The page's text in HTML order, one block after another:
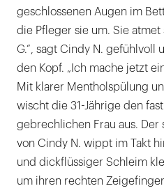
geschlossenen Augen im
die Pfleger sie um. Sie atmet
G.“, sagt Cindy N. gefühlvoll
den Kopf. „Ich mache jetzt
Mit klarer Mentholspülung
wischt die 31-Jährige den
gebrechlichen Frau aus.
von Cindy N. wippt im Takt
und dickflüssiger Schleim
um ihren rechten